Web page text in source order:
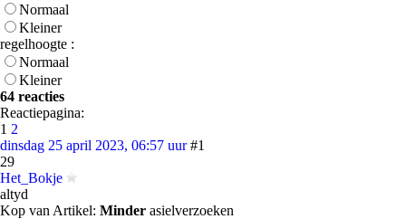
Normaal
Kleiner
regelhoogte :
Normaal
Kleiner
64 reacties
Reactiepagina:
1 2
dinsdag 25 april 2023, 06:57 uur #1
29
Het_Bokje
altyd
Kop van Artikel: Minder asielverzoeken